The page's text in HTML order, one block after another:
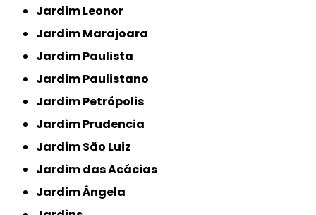
Jardim Leonor
Jardim Marajoara
Jardim Paulista
Jardim Paulistano
Jardim Petrópolis
Jardim Prudencia
Jardim São Luiz
Jardim das Acácias
Jardim Ângela